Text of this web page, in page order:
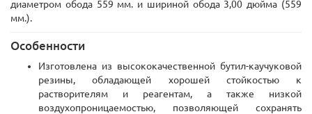
диаметром обода 559 мм. и шириной обода 3,00 дюйма (559
мм.).
Особенности
Изготовлена из высококачественной бутил-каучуковой
резины, обладающей хорошей стойкостью к
растворителям и реагентам, а также низкой
воздухопроницаемостью, позволяющей сохранять